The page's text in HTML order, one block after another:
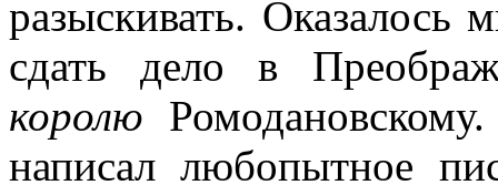
разыскивать. Оказалось
сдать дело в
королю
написал любопытное